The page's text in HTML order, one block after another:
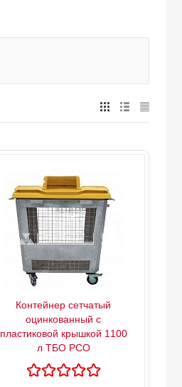
Контейнер сетчатый
оцинкованный с
пластиковой крышкой 1100
л ТБО РСО